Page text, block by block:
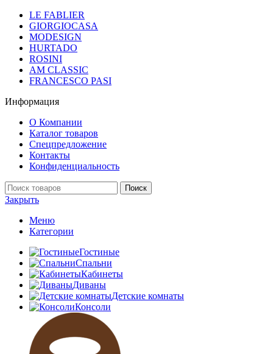
LE FABLIER
GIORGIOCASA
MODESIGN
HURTADO
ROSINI
AM CLASSIC
FRANCESCO PASI
Информация
О Компании
Каталог товаров
Спецпредложение
Контакты
Конфиденциальность
Поиск
Закрыть
Меню
Категории
Гостиные
Спальни
Кабинеты
Диваны
Детские комнаты
Консоли